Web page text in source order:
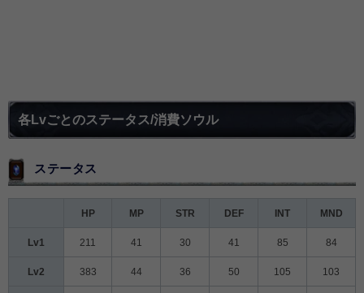
各Lvごとのステータス/消費ソウル
ステータス
HP MP STR DEF INT MND
Lv1 211 41 30 41 85 84
Lv2 383 44 36 50 105 103